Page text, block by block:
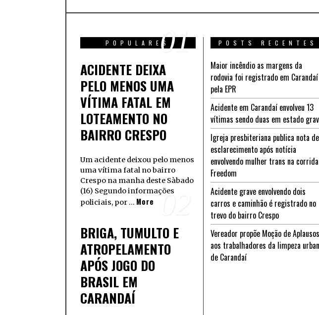
POPULARES01
ACIDENTE DEIXA
PELO MENOS UMA
VÍTIMA FATAL EM
LOTEAMENTO NO
BAIRRO CRESPO
Um acidente deixou pelo menos
uma vítima fatal no bairro
Crespo na manha deste Sàbado
(16) Segundo informações
policiais, por … More 02
BRIGA, TUMULTO E
ATROPELAMENTO
APÓS JOGO DO
BRASIL EM
CARANDAÍ
POSTS RECENTES
Maior incêndio as margens da
rodovia foi registrado em Carandaí
pela EPR
Acidente em Carandaí envolveu 13
vítimas sendo duas em estado
Igreja presbiteriana publica nota de
esclarecimento após notícia
envolvendo mulher trans na corrida
Freedom
Acidente grave envolvendo dois
carros e caminhão é registrado no
trevo do bairro Crespo
Vereador propõe Moção de Aplausos
aos trabalhadores da limpeza
de Carandaí